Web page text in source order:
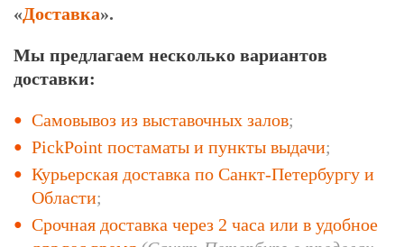
«Доставка».
Мы предлагаем несколько вариантов
доставки:
Самовывоз из выставочных залов;
PickPoint постаматы и пункты выдачи;
Курьерская доставка по Санкт-Петербургу и
Области;
Срочная доставка через 2 часа или в удобное